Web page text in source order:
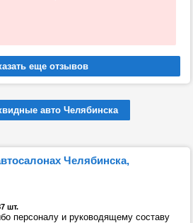
авто Челябинска
Челябинска,
шт.
персоналу и руководящему составу